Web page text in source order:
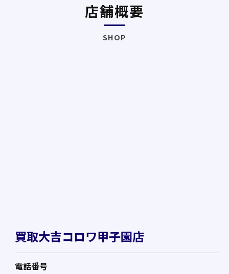
店舗概要
SHOP
買取大吉コロワ甲子園店
電話番号